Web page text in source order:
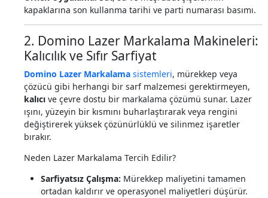
kapaklarına son kullanma tarihi ve parti numarası basımı.
2. Domino Lazer Markalama Makineleri:
Kalıcılık ve Sıfır Sarfiyat
Domino Lazer Markalama sistemleri, mürekkep veya
çözücü gibi herhangi bir sarf malzemesi gerektirmeyen,
kalıcı ve çevre dostu bir markalama çözümü sunar. Lazer
ışını, yüzeyin bir kısmını buharlaştırarak veya rengini
değiştirerek yüksek çözünürlüklü ve silinmez işaretler
bırakır.
Neden Lazer Markalama Tercih Edilir?
Sarfiyatsız Çalışma: Mürekkep maliyetini tamamen
ortadan kaldırır ve operasyonel maliyetleri düşürür.